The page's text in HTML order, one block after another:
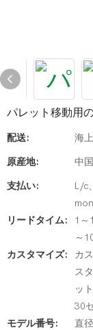
パレット移動用
配送: 海
原産地: 中国
支払い:
L/c
リードタイム:
1～
～
カスタマイズ:
カ
ス
ッ
30
モデル番号:
直